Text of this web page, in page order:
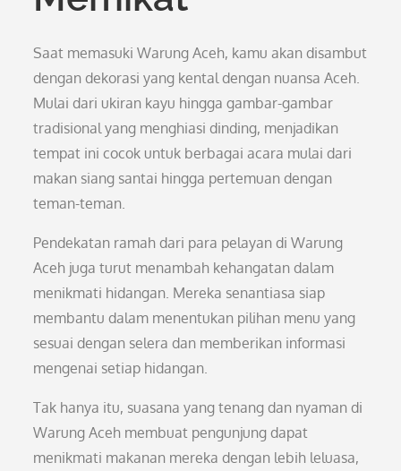
Saat memasuki Warung Aceh, kamu akan disambut
dengan dekorasi yang kental dengan nuansa Aceh.
Mulai dari ukiran kayu hingga gambar-gambar
tradisional yang menghiasi dinding, menjadikan
tempat ini cocok untuk berbagai acara mulai dari
makan siang santai hingga pertemuan dengan
teman-teman.
Pendekatan ramah dari para pelayan di Warung
Aceh juga turut menambah kehangatan dalam
menikmati hidangan. Mereka senantiasa siap
membantu dalam menentukan pilihan menu yang
sesuai dengan selera dan memberikan informasi
mengenai setiap hidangan.
Tak hanya itu, suasana yang tenang dan nyaman di
Warung Aceh membuat pengunjung dapat
menikmati makanan mereka dengan lebih leluasa,